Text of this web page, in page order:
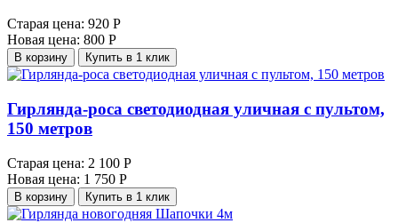
Старая цена: 920 Р
Новая цена: 800 Р
В корзину Купить в 1 клик
Гирлянда-роса светодиодная уличная с пультом,
150 метров
Старая цена: 2 100 Р
Новая цена: 1 750 Р
В корзину Купить в 1 клик